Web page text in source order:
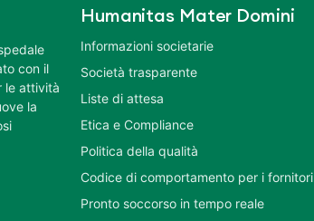
con il
le attività
la
Humanitas Mater Domini
Informazioni societarie
Società trasparente
Liste di attesa
Etica e Compliance
Politica della qualità
Codice di comportamento per i fornitori
Pronto soccorso in tempo reale